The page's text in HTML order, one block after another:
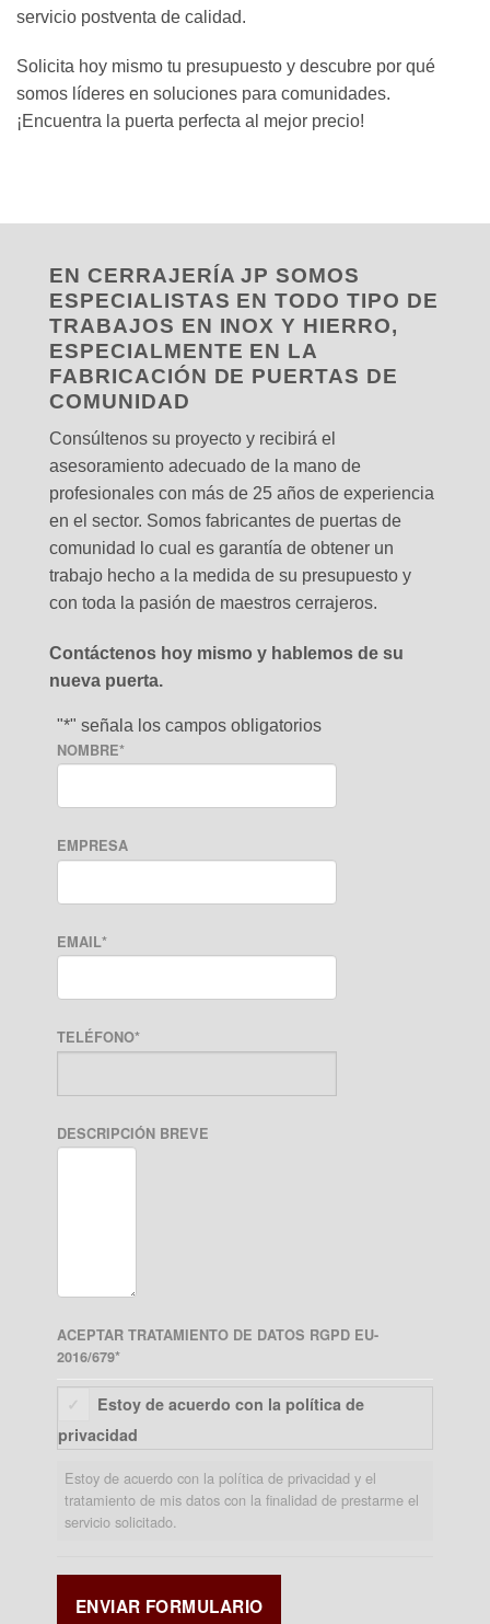
servicio postventa de calidad.
Solicita hoy mismo tu presupuesto y descubre por qué
somos líderes en soluciones para comunidades.
¡Encuentra la puerta perfecta al mejor precio!
EN CERRAJERÍA JP SOMOS
ESPECIALISTAS EN TODO TIPO DE
TRABAJOS EN INOX Y HIERRO,
ESPECIALMENTE EN LA
FABRICACIÓN DE PUERTAS DE
COMUNIDAD
Consúltenos su proyecto y recibirá el
asesoramiento adecuado de la mano de
profesionales con más de 25 años de experiencia
en el sector. Somos fabricantes de puertas de
comunidad lo cual es garantía de obtener un
trabajo hecho a la medida de su presupuesto y
con toda la pasión de maestros cerrajeros.
Contáctenos hoy mismo y hablemos de su
nueva puerta.
"*" señala los campos obligatorios
NOMBRE*
EMPRESA
EMAIL*
TELÉFONO*
DESCRIPCIÓN BREVE
ACEPTAR TRATAMIENTO DE DATOS RGPD EU-
2016/679*
Estoy de acuerdo con la política de
privacidad
Estoy de acuerdo con la política de privacidad y el
tratamiento de mis datos con la finalidad de prestarme el
servicio solicitado.